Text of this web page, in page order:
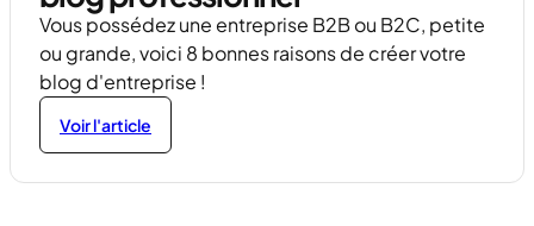
Vous possédez une entreprise B2B ou B2C, petite
ou grande, voici 8 bonnes raisons de créer votre
blog d'entreprise !
Voir l'article